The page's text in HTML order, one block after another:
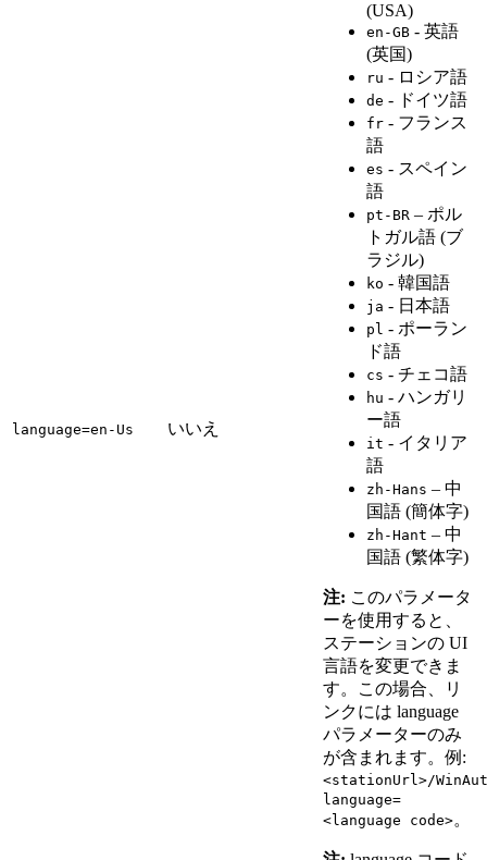
language=en-Us いいえ
(USA)
en-GB - 英語
(英国)
ru - ロシア語
de - ドイツ語
fr - フランス
語
es - スペイン
語
pt-BR – ポル
トガル語 (ブ
ラジル)
ko - 韓国語
ja - 日本語
pl - ポーラン
ド語
cs - チェコ語
hu - ハンガリ
ー語
it - イタリア
語
zh-Hans – 中
国語 (簡体字)
zh-Hant – 中
国語 (繁体字)
注: このパラメータ
ーを使用すると、
ステーションの UI
言語を変更できま
す。この場合、リ
ンクには language
パラメーターのみ
が含まれます。例:
<stationUrl>/
language=
<language code>。